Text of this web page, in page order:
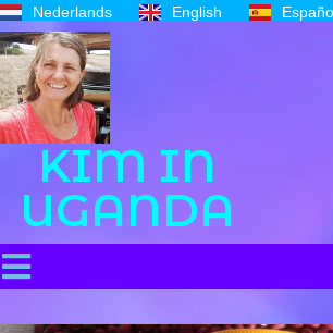
Nederlands English
KIM IN
UGANDA